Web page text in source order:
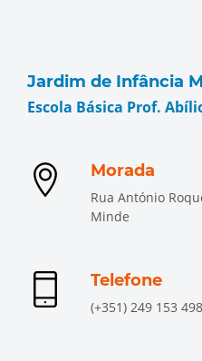
Jardim de Infância
Escola Básica Prof.
Morada
Rua António
Minde
Telefone
(+351) 249 153 498